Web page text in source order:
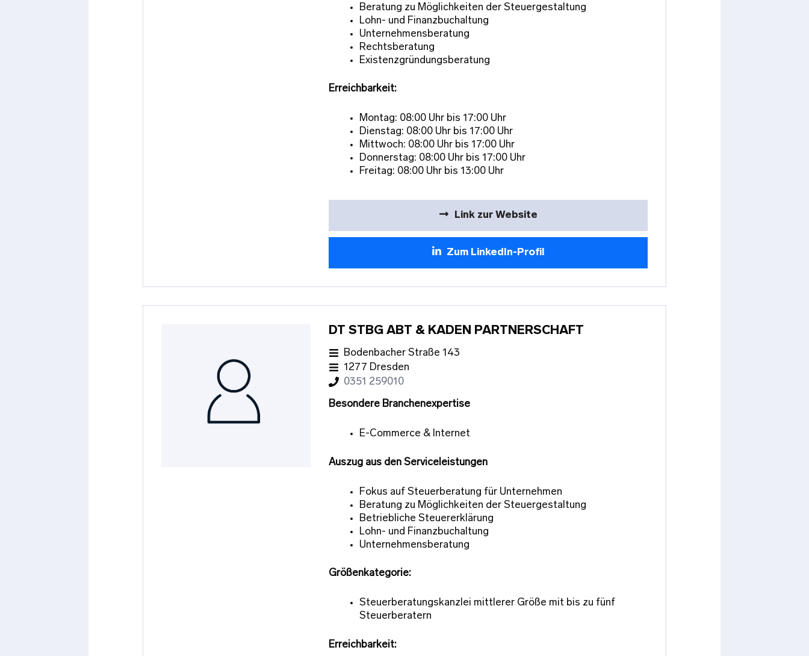
Beratung zu Möglichkeiten der Steuergestaltung
Lohn- und Finanzbuchaltung
Unternehmensberatung
Rechtsberatung
Existenzgründungsberatung
Erreichbarkeit:
Montag: 08:00 Uhr bis 17:00 Uhr
Dienstag: 08:00 Uhr bis 17:00 Uhr
Mittwoch: 08:00 Uhr bis 17:00 Uhr
Donnerstag: 08:00 Uhr bis 17:00 Uhr
Freitag: 08:00 Uhr bis 13:00 Uhr
Link zur Website
Zum LinkedIn-Profil
DT STBG ABT & KADEN PARTNERSCHAFT
Bodenbacher Straße 143
1277 Dresden
0351 259010
Besondere Branchenexpertise
E-Commerce & Internet
Auszug aus den Serviceleistungen
Fokus auf Steuerberatung für Unternehmen
Beratung zu Möglichkeiten der Steuergestaltung
Betriebliche Steuererklärung
Lohn- und Finanzbuchaltung
Unternehmensberatung
Größenkategorie:
Steuerberatungskanzlei mittlerer Größe mit bis zu fünf
Steuerberatern
Erreichbarkeit: